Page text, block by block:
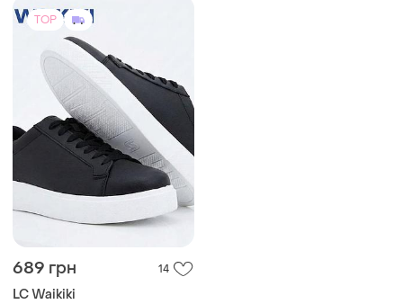
TOP
689 грн 14
LC Waikiki